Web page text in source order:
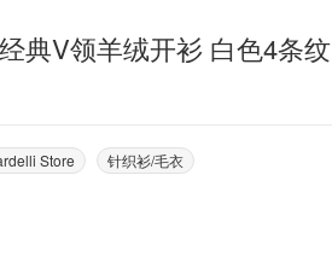
典V领羊绒开衫 白色4条纹
Store 针织衫/毛衣